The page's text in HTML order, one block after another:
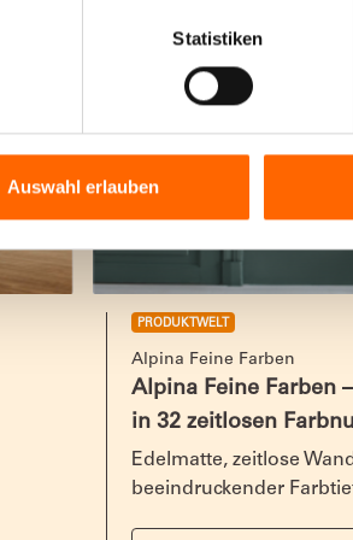
Statistiken
Auswahl erlauben
PRODUKTWELT
Alpina Feine Farben
Alpina Feine Farben
in 32 zeitlosen
Edelmatte, zeitlose
beeindruckender